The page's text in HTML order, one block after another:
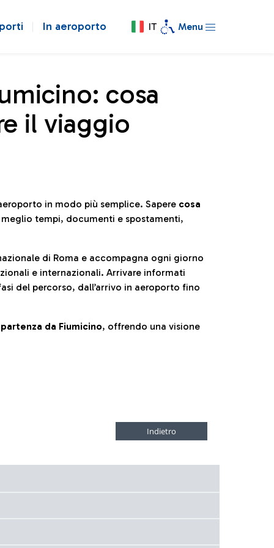
In aeroporto IT Menu
cosa
il viaggio
in modo più semplice. Sapere cosa
tempi, documenti e spostamenti,
di Roma e accompagna ogni giorno
e internazionali. Arrivare informati
del percorso, dall’arrivo in aeroporto fino
da Fiumicino, offrendo una visione